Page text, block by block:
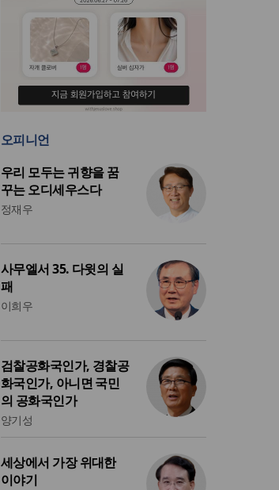
오피니언
우리 모두는 귀향을 꿈
꾸는 오디세우스다
정재우
사무엘서 35. 다윗의 실
패
이희우
검찰공화국인가, 경찰공
화국인가, 아니면 국민
의 공화국인가
양기성
세상에서 가장 위대한
이야기